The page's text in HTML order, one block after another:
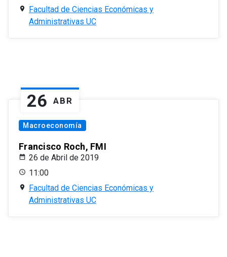
Facultad de Ciencias Económicas y
Administrativas UC
26 ABR
Macroeconomía
Francisco Roch, FMI
26 de Abril de 2019
11:00
Facultad de Ciencias Económicas y
Administrativas UC